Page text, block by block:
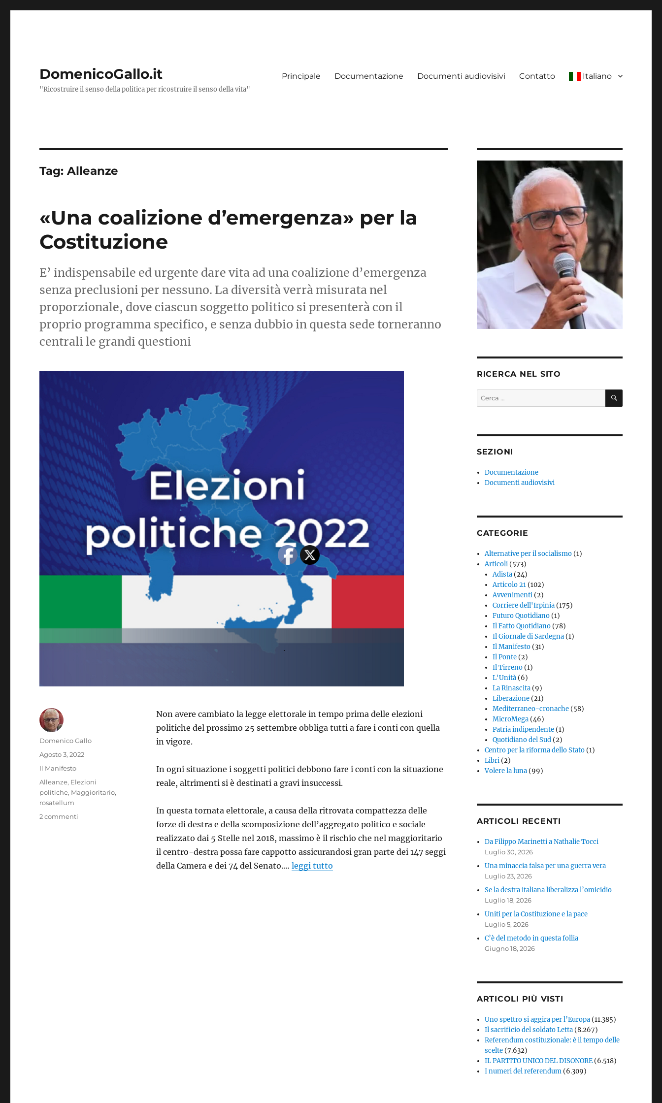
DomenicoGallo.it
"Ricostruire il senso della politica per ricostruire il senso della vita"
Principale Documentazione Documenti audiovisivi Contatto Italiano
Tag:Alleanze
«Una coalizione d’emergenza» per la
Costituzione
E’ indispensabile ed urgente dare vita ad una coalizione d’emergenza
senza preclusioni per nessuno. La diversità verrà misurata nel
proporzionale, dove ciascun soggetto politico si presenterà con il
proprio programma specifico, e senza dubbio in questa sede torneranno
centrali le grandi questioni
Non avere cambiato la legge elettorale in tempo prima delle elezioni
politiche del prossimo 25 settembre obbliga tutti a fare i conti con quella
in vigore.
In ogni situazione i soggetti politici debbono fare i conti con la situazione
reale, altrimenti si è destinati a gravi insuccessi.
In questa tornata elettorale, a causa della ritrovata compattezza delle
forze di destra e della scomposizione dell’aggregato politico e sociale
realizzato dai 5 Stelle nel 2018, massimo è il rischio che nel maggioritario
il centro-destra possa fare cappotto assicurandosi gran parte dei 147 seggi
della Camera e dei 74 del Senato.… leggi tutto
Autore
Domenico Gallo
Pubblicato
il
Agosto 3, 2022
Categorie
Il Manifesto
Tag
Alleanze, Elezioni
politiche, Maggioritario,
rosatellum
2 commenti
RICERCA NEL SITO
Cerca: CERCA
SEZIONI
Documentazione
Documenti audiovisivi
CATEGORIE
Alternative per il socialismo (1)
Articoli (573)
Adista (24)
Articolo 21 (102)
Avvenimenti (2)
Corriere dell'Irpinia (175)
Futuro Quotidiano (1)
Il Fatto Quotidiano (78)
Il Giornale di Sardegna (1)
Il Manifesto (31)
Il Ponte (2)
Il Tirreno (1)
L'Unità (6)
La Rinascita (9)
Liberazione (21)
Mediterraneo-cronache (58)
MicroMega (46)
Patria indipendente (1)
Quotidiano del Sud (2)
Centro per la riforma dello Stato (1)
Libri (2)
Volere la luna (99)
ARTICOLI RECENTI
Da Filippo Marinetti a Nathalie Tocci
Luglio 30, 2026
Una minaccia falsa per una guerra vera
Luglio 23, 2026
Se la destra italiana liberalizza l’omicidio
Luglio 18, 2026
Uniti per la Costituzione e la pace
Luglio 5, 2026
C’è del metodo in questa follia
Giugno 18, 2026
ARTICOLI PIÙ VISTI
Uno spettro si aggira per l’Europa (11.385)
Il sacrificio del soldato Letta (8.267)
Referendum costituzionale: è il tempo delle
scelte (7.632)
IL PARTITO UNICO DEL DISONORE (6.518)
I numeri del referendum (6.309)